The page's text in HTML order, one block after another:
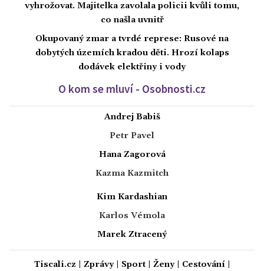
vyhrožovat. Majitelka zavolala policii kvůli tomu,
co našla uvnitř
Okupovaný zmar a tvrdé represe: Rusové na
dobytých územích kradou děti. Hrozí kolaps
dodávek elektřiny i vody
O kom se mluví - Osobnosti.cz
Andrej Babiš
Petr Pavel
Hana Zagorová
Kazma Kazmitch
Kim Kardashian
Karlos Vémola
Marek Ztracený
Tiscali.cz Zprávy| Sport| Ženy| Cestování|